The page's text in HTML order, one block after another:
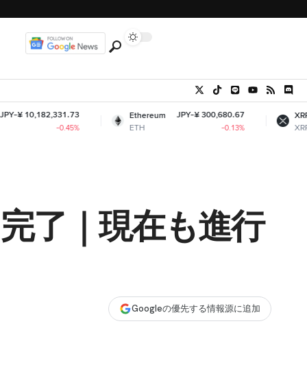
Ethereum
ETH
JPY-¥ 300,680.67
XRP
XRP
JPY-¥
-
了｜現在も進行
Googleの優先する情報源に追加